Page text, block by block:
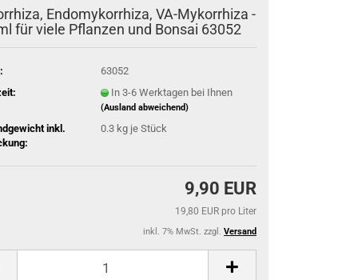
Endomykorrhiza, VA-Mykorrhiza -
für viele Pflanzen und Bonsai 63052
63052
In 3-6 Werktagen bei Ihnen
(Ausland abweichend)
inkl.
0.3 kg je Stück
9,90 EUR
19,80 EUR pro Liter
inkl. 7% MwSt. zzgl. Versand